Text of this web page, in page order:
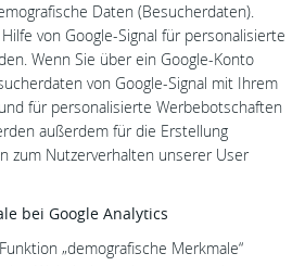
Daten (Besucherdaten).
von Google-Signal für personalisierte
Wenn Sie über ein Google-Konto
von Google-Signal mit Ihrem
für personalisierte Werbebotschaften
außerdem für die Erstellung
zum Nutzerverhalten unserer User
bei Google Analytics
„demografische Merkmale“